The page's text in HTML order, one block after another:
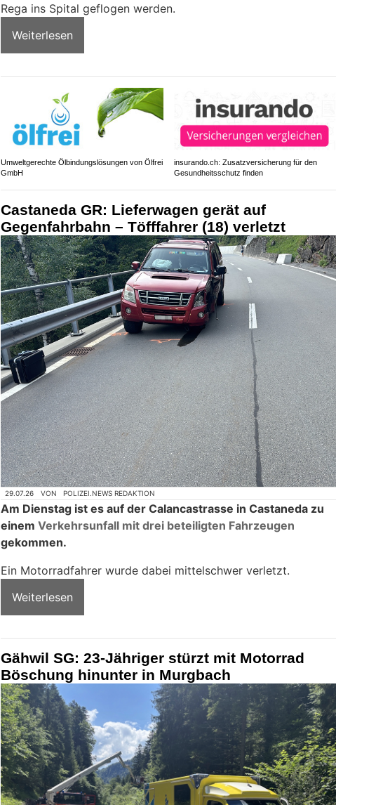
Rega ins Spital geflogen werden.
Weiterlesen
Umweltgerechte Ölbindungslösungen von Ölfrei
GmbH
insurando.ch: Zusatzversicherung für den
Gesundheitsschutz finden
Castaneda GR: Lieferwagen gerät auf
Gegenfahrbahn – Töfffahrer (18) verletzt
29.07.26 VON POLIZEI.NEWS REDAKTION
Am Dienstag ist es auf der Calancastrasse in Castaneda zu
einem Verkehrsunfall mit drei beteiligten Fahrzeugen
gekommen.
Ein Motorradfahrer wurde dabei mittelschwer verletzt.
Weiterlesen
Gähwil SG: 23-Jähriger stürzt mit Motorrad
Böschung hinunter in Murgbach